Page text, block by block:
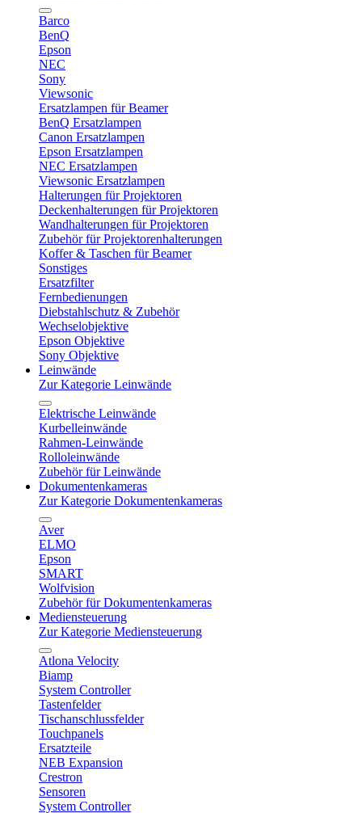
Barco
BenQ
Epson
NEC
Sony
Viewsonic
Ersatzlampen für Beamer
BenQ Ersatzlampen
Canon Ersatzlampen
Epson Ersatzlampen
NEC Ersatzlampen
Viewsonic Ersatzlampen
Halterungen für Projektoren
Deckenhalterungen für Projektoren
Wandhalterungen für Projektoren
Zubehör für Projektorenhalterungen
Koffer & Taschen für Beamer
Sonstiges
Ersatzfilter
Fernbedienungen
Diebstahlschutz & Zubehör
Wechselobjektive
Epson Objektive
Sony Objektive
Leinwände
Zur Kategorie Leinwände
Elektrische Leinwände
Kurbelleinwände
Rahmen-Leinwände
Rolloleinwände
Zubehör für Leinwände
Dokumentenkameras
Zur Kategorie Dokumentenkameras
Aver
ELMO
Epson
SMART
Wolfvision
Zubehör für Dokumentenkameras
Mediensteuerung
Zur Kategorie Mediensteuerung
Atlona Velocity
Biamp
System Controller
Tastenfelder
Tischanschlussfelder
Touchpanels
Ersatzteile
NEB Expansion
Crestron
Sensoren
System Controller